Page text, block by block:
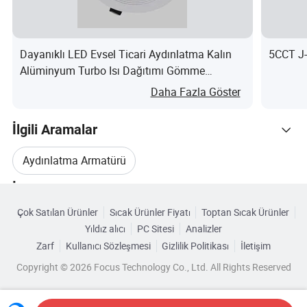
Dayanıklı LED Evsel Ticari Aydınlatma Kalın
Alüminyum Turbo Isı Dağıtımı Gömme
Daha Fazla Göster
5CCT
İlgili Aramalar
Aydınlatma Armatürü
Alüminyum Spot Işığı
Alüminyum Led Işık Spotu
Kategorilere Göre Gözat
Çok Satılan Ürünler Sıcak Ürünler Fiyatı
Toptan Sıcak Ürünler
Yıldız alıcı
PC Sitesi
Analizler
Zarf
Kullanıcı Sözleşmesi Gizlilik Politikası
İletişim
Copyright © 2026 Focus Technology Co., Ltd. All Rights Reserved